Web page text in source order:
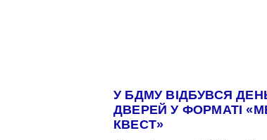
У БДМУ ВІДБУВСЯ
ДВЕРЕЙ У ФОРМАТІ
КВЕСТ»